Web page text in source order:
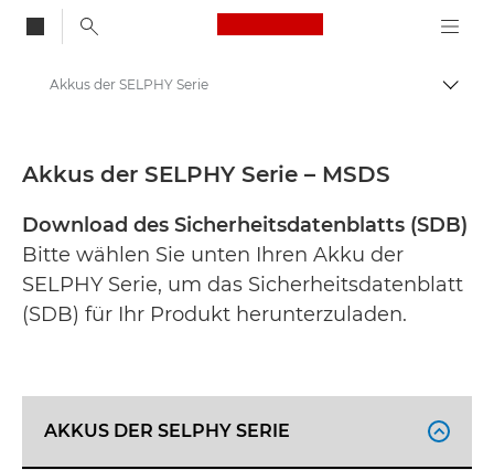
Canon Logo, back
Auf
Sicherheitsdatenblätter
Akkus der SELPHY Serie
Akkus der SELPHY Serie – MSDS
Download des Sicherheitsdatenblatts (SDB)
Bitte wählen Sie unten Ihren Akku der
SELPHY Serie, um das Sicherheitsdatenblatt
(SDB) für Ihr Produkt herunterzuladen.
AKKUS DER SELPHY SERIE 